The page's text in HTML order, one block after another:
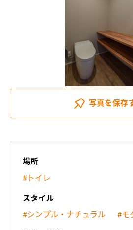
写真を保存
場所
#トイレ
スタイル
#シンプル・ナチュラル #モ